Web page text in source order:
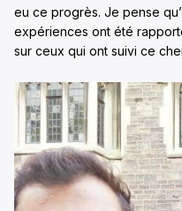
eu ce progrès. Je pense
expériences ont été
sur ceux qui ont suivi ce